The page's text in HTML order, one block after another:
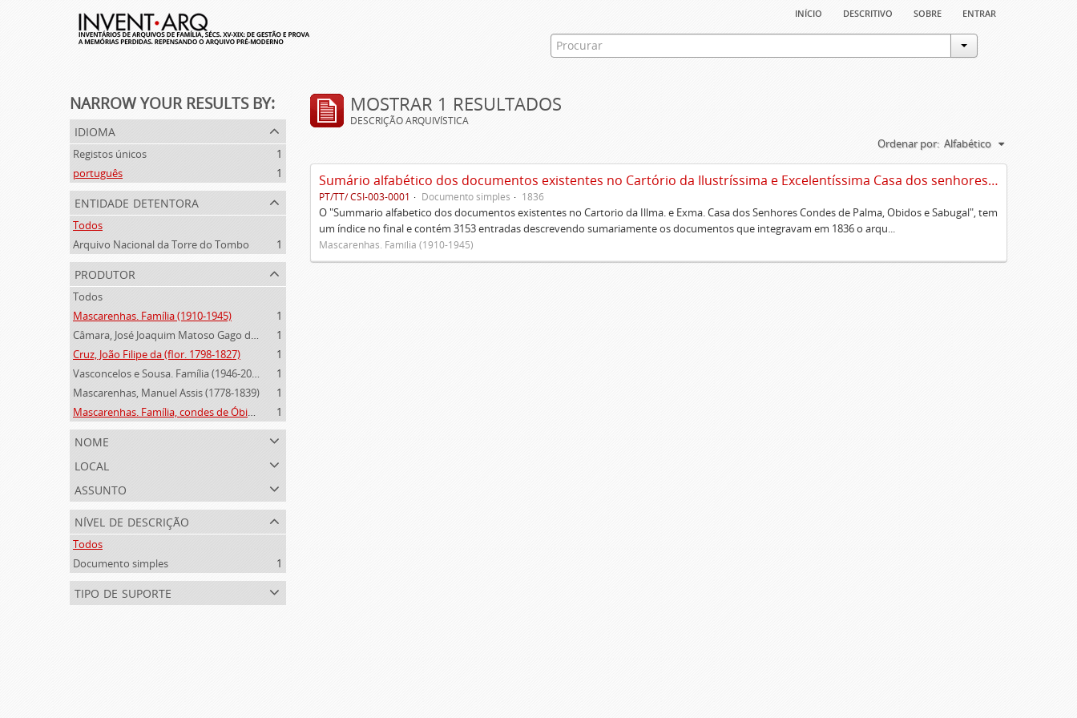
início descritivo sobre entrar
NARROW YOUR RESULTS BY:
idioma
Registos únicos
1
português
1
entidade detentora
Todos
Arquivo Nacional da Torre do Tombo
1
produtor
Todos
Mascarenhas. Família (1910-1945)
1
Câmara, José Joaquim Matoso Gago da (1775-1864)
1
Cruz, João Filipe da (flor. 1798-1827)
1
Vasconcelos e Sousa. Família (1946-2006)
1
Mascarenhas, Manuel Assis (1778-1839)
1
Mascarenhas. Família, condes de Óbidos, Palma e Sabugal (1669-1910)
1
nome
local
assunto
nível de descrição
Todos
Documento simples
1
tipo de suporte
MOSTRAR 1 RESULTADOS
DESCRIÇÃO ARQUIVÍSTICA
Ordenar por: Alfabético
Sumário alfabético dos documentos existentes no Cartório da Ilustríssima e Excelentíssima Casa dos senhores condes de Palma, Óbidos e Sabugal
PT/TT/ CSI-003-0001 Documento simples 1836
O "Summario alfabetico dos documentos existentes no Cartorio da Illma. e Exma. Casa dos Senhores Condes de Palma, Obidos e Sabugal", tem
um índice no final e contém 3153 entradas descrevendo sumariamente os documentos que integravam em 1836 o arqu...
Mascarenhas. Família (1910-1945)